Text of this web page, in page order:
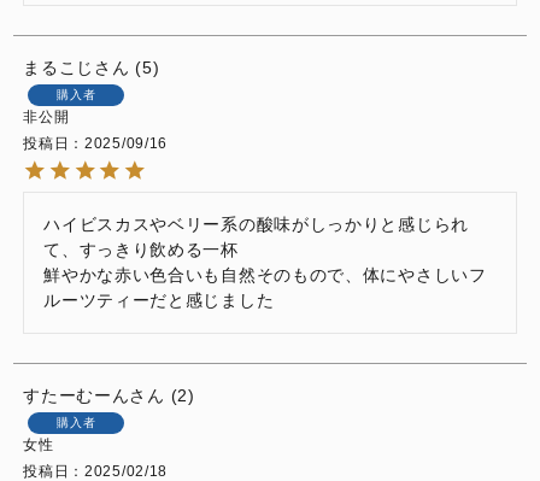
まるこじ 5
購入者
非公開
投稿日
2025/09/16
ハイビスカスやベリー系の酸味がしっかりと感じられ
て、すっきり飲める一杯
鮮やかな赤い色合いも自然そのもので、体にやさしいフ
ルーツティーだと感じました
すたーむーん 2
購入者
女性
投稿日
2025/02/18